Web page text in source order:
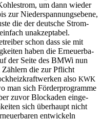
um dann wie­der
zur Nie­der­span­nungs­ebe­ne,
die der deut­sche Strom­
unak­zep­ta­bel.
schon dass sie mit
haben die Erneu­er­ba­
der Sei­te des BMWi nun
Zäh­lern die zur Pflicht
also KWK
man sich För­der­pro­gram­me
zuvor Blo­cka­den ein­ge­
sich über­haupt nicht
ent­wi­ckeln